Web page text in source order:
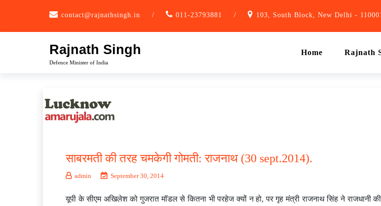
contact@rajnathsingh.in / 011-23793881 / 103, South Block, New Delhi -
Rajnath Singh
Defence Minister of India
Home Rajnath
साबरमती की तरह चमकेगी गोमती: राजनाथ (30 sept.2014).
admin September 30, 2014
यूपी के सीएम अखिलेश को गुजरात मॉडल से कितना भी परहेज क्यों न हो, पर गृह मंत्री राजनाथ सिंह ने राजधानी